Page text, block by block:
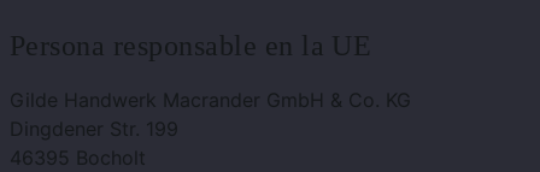
Persona responsable en la UE
Gilde Handwerk Macrander GmbH & Co. KG
Dingdener Str. 199
46395 Bocholt